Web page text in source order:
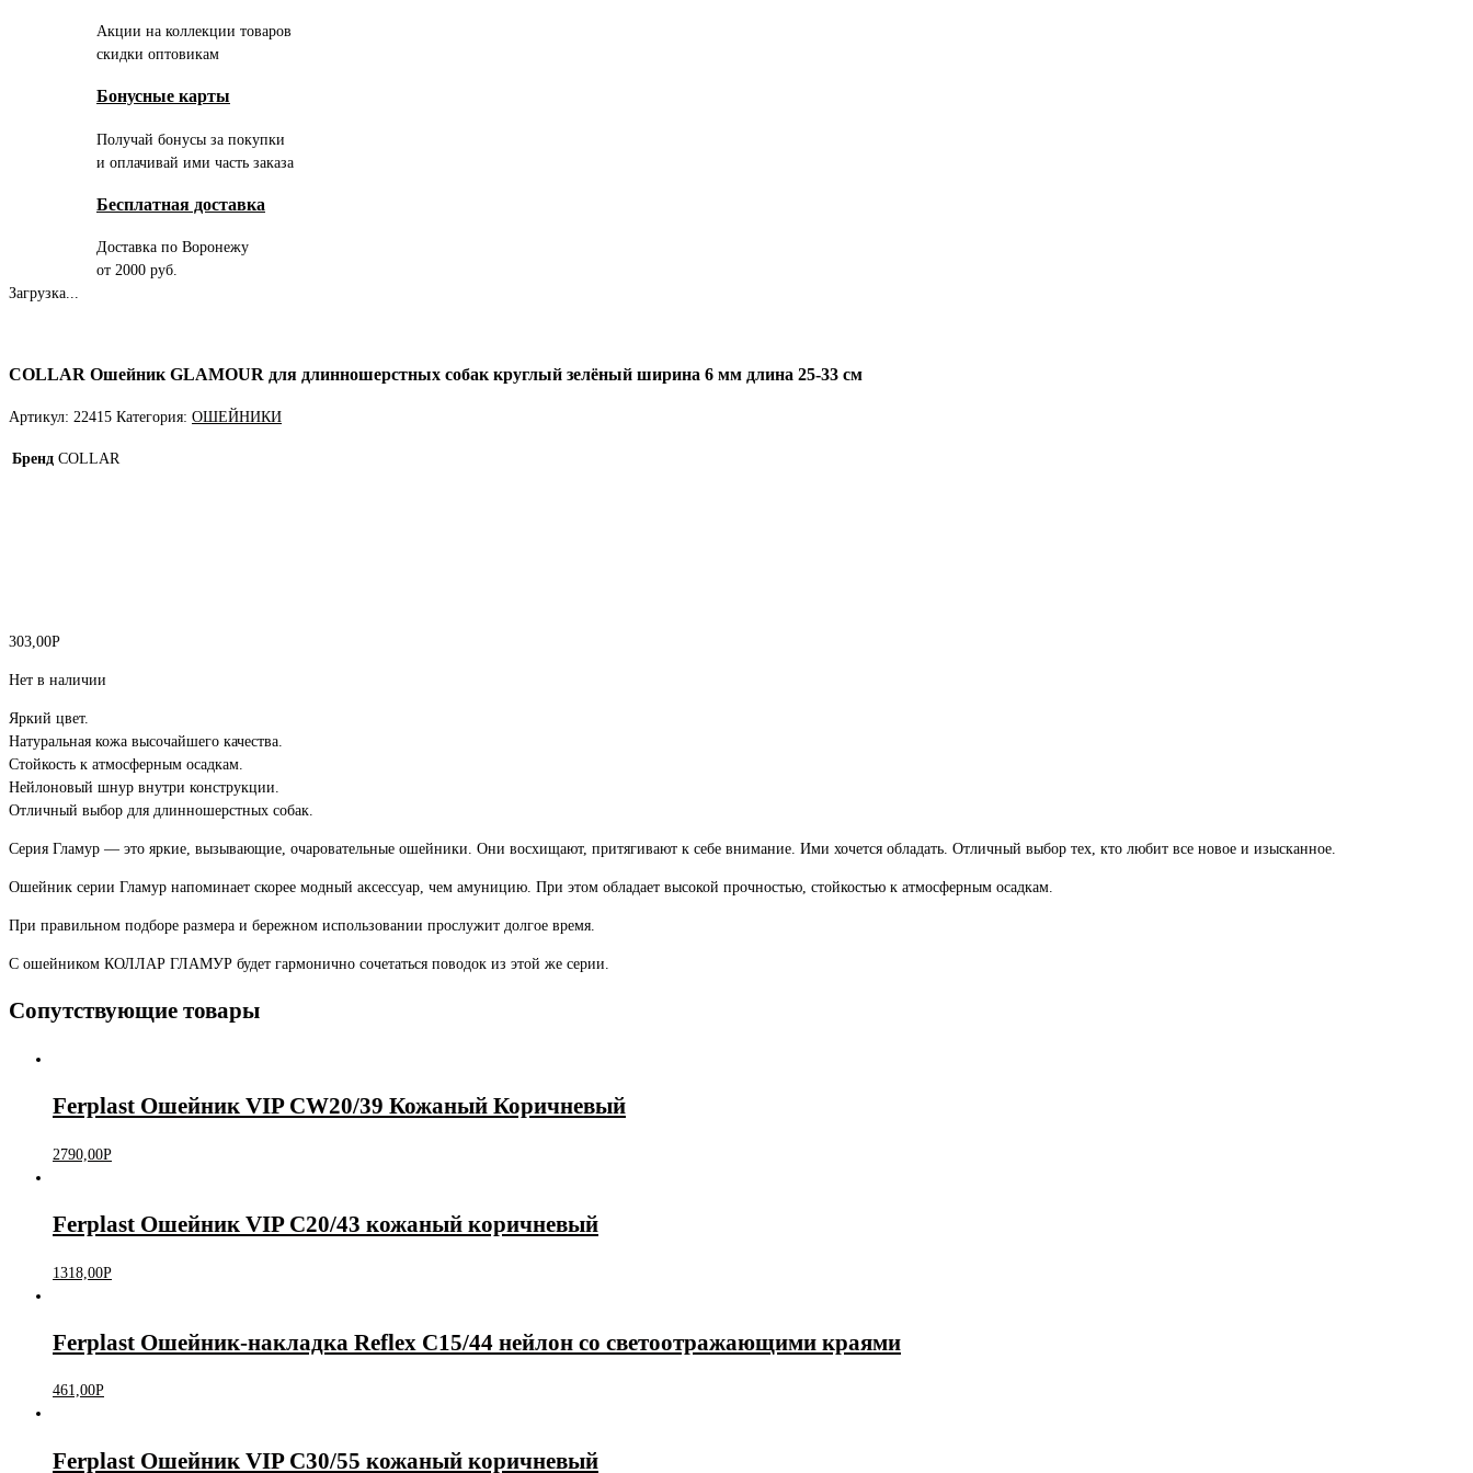
Акции на коллекции товаров
скидки оптовикам
Бонусные карты
Получай бонусы за покупки
и оплачивай ими часть заказа
Бесплатная доставка
Доставка по Воронежу
от 2000 руб.
Загрузка...
COLLAR Ошейник GLAMOUR для длинношерстных собак круглый зелёный ширина 6 мм длина 25-33 см
Артикул: 22415 Категория: ОШЕЙНИКИ
Бренд COLLAR
303,00Р
Нет в наличии
Яркий цвет.
Натуральная кожа высочайшего качества.
Стойкость к атмосферным осадкам.
Нейлоновый шнур внутри конструкции.
Отличный выбор для длинношерстных собак.
Серия Гламур — это яркие, вызывающие, очаровательные ошейники. Они восхищают, притягивают к себе внимание. Ими хочется обладать. Отличный выбор тех, кто любит все новое и изысканное.
Ошейник серии Гламур напоминает скорее модный аксессуар, чем амуницию. При этом обладает высокой прочностью, стойкостью к атмосферным осадкам.
При правильном подборе размера и бережном использовании прослужит долгое время.
С ошейником КОЛЛАР ГЛАМУР будет гармонично сочетаться поводок из этой же серии.
Сопутствующие товары
Ferplast Ошейник VIP CW20/39 Кожаный Коричневый
2790,00Р
Ferplast Ошейник VIP C20/43 кожаный коричневый
1318,00Р
Ferplast Ошейник-накладка Reflex C15/44 нейлон со светоотражающими краями
461,00Р
Ferplast Ошейник VIP C30/55 кожаный коричневый